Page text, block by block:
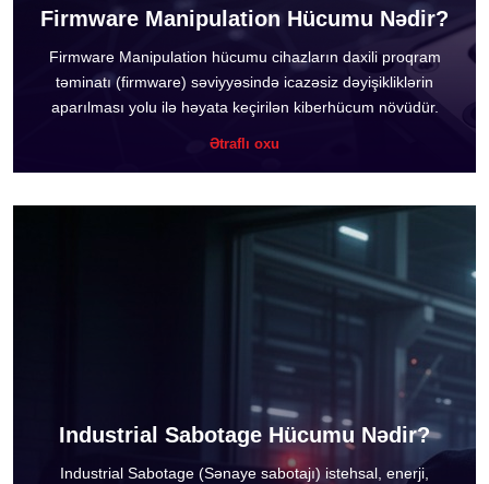
Firmware Manipulation Hücumu Nədir?
Firmware Manipulation hücumu cihazların daxili proqram
təminatı (firmware) səviyyəsində icazəsiz dəyişikliklərin
aparılması yolu ilə həyata keçirilən kiberhücum növüdür.
Ətraflı oxu
Industrial Sabotage Hücumu Nədir?
Industrial Sabotage (Sənaye sabotajı) istehsal, enerji,